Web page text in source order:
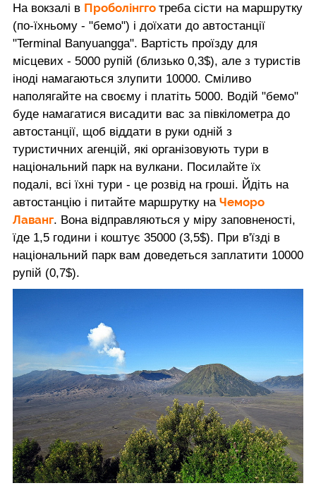
На вокзалі в Проболінгго треба сісти на маршрутку
(по-їхньому - "бемо") і доїхати до автостанції
"Terminal Banyuangga". Вартість проїзду для
місцевих - 5000 рупій (близько 0,3$), але з туристів
іноді намагаються злупити 10000. Сміливо
наполягайте на своєму і платіть 5000. Водій "бемо"
буде намагатися висадити вас за півкілометра до
автостанції, щоб віддати в руки одній з
туристичних агенцій, які організовують тури в
національний парк на вулкани. Посилайте їх
подалі, всі їхні тури - це розвід на гроші. Йдіть на
автостанцію і питайте маршрутку на Чеморо
Лаванг. Вона відправляються у міру заповненості,
їде 1,5 години і коштує 35000 (3,5$). При в'їзді в
національний парк вам доведеться заплатити 10000
рупій (0,7$).